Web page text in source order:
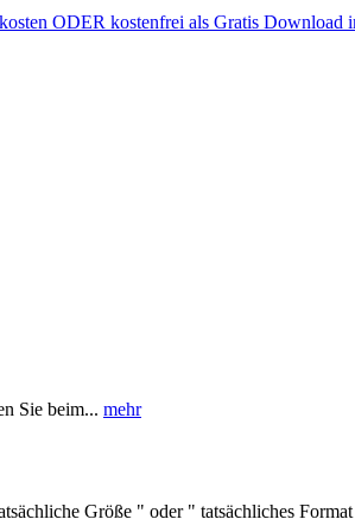
ODER kostenfrei als Gratis Download
Sie beim... mehr
Größe " oder " tatsächliches